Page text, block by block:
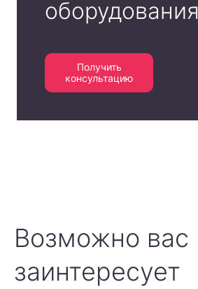
оборудования
Получить
консультацию
Возможно вас
заинтересует